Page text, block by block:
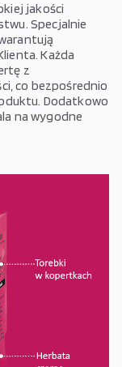
jakości
Specjalnie
Każda
z
co bezpośrednio
Dodatkowo
na wygodne